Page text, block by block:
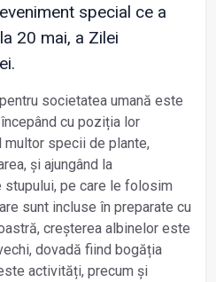
special ce a
20 mai, a Zilei
societatea umană este
cu poziția lor
specii de plante,
și ajungând la
pe care le folosim
sunt incluse în preparate cu
creșterea albinelor este
dovadă fiind bogăția
activități, precum și